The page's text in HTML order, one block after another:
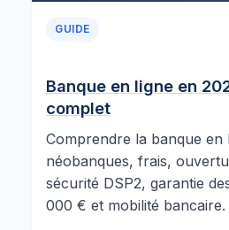
GUIDE
Banque en ligne en
complet
Comprendre la banque en
néobanques, frais,
sécurité DSP2, garantie
000 € et mobilité bancaire.